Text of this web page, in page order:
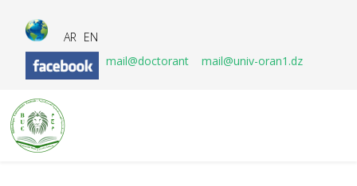
AR EN
mail@doctorant
mail@univ-oran1.dz